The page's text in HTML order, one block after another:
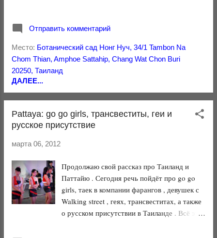
Отправить комментарий
Место: Ботанический сад Нонг Нуч, 34/1 Tambon Na
Chom Thian, Amphoe Sattahip, Chang Wat Chon Buri
20250, Таиланд
ДАЛЕЕ...
Pattaya: go go girls, трансвеститы, геи и
русское присутствие
марта 06, 2012
Продолжаю свой рассказ про Таиланд и
Паттайю . Сегодня речь пойдёт про go go
girls, таек в компании фарангов , девушек с
Walking street , геях, трансвеститах, а также
о русском присутствии в Таиланде . Всё это